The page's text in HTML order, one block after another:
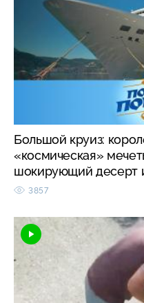
Большой круиз:
«космическая»
шокирующий десерт
3857